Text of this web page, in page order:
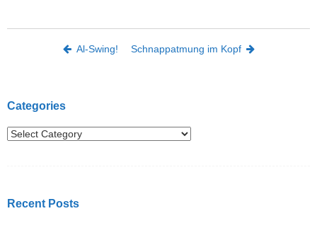
Post navigation
Al-Swing! Schnappatmung im Kopf
Categories
Recent Posts